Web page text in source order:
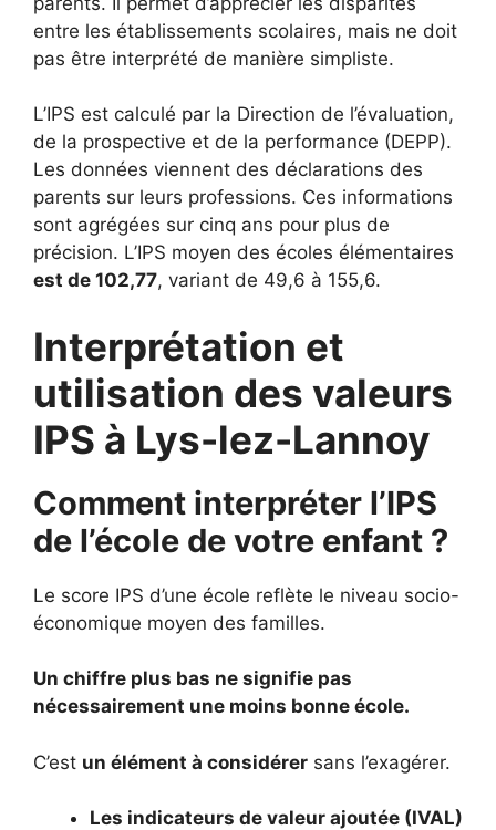
entre les établissements scolaires, mais ne doit
pas être interprété de manière simpliste.
L’IPS est calculé par la Direction de l’évaluation,
de la prospective et de la performance (DEPP).
Les données viennent des déclarations des
parents sur leurs professions. Ces informations
sont agrégées sur cinq ans pour plus de
précision. L’IPS moyen des écoles élémentaires
est de 102,77, variant de 49,6 à 155,6.
Interprétation et
utilisation des valeurs
IPS à Lys-lez-Lannoy
Comment interpréter l’IPS
de l’école de votre enfant ?
Le score IPS d’une école reflète le niveau socio-
économique moyen des familles.
Un chiffre plus bas ne signifie pas
nécessairement une moins bonne école.
C’est un élément à considérer sans l’exagérer.
Les indicateurs de valeur ajoutée (IVAL)